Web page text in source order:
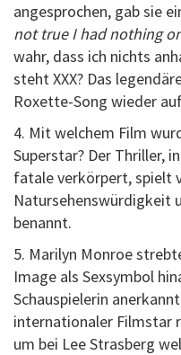
angesprochen, gab sie
not true I had nothing
wahr, dass ich nichts
steht XXX? Das
Roxette-Song wieder
4. Mit welchem Film
Superstar? Der Thriller,
fatale verkörpert, spielt
Natursehenswürdigkeit
benannt.
5. Marilyn Monroe
Image als Sexsymbol
Schauspielerin
internationaler Filmstar
um bei Lee Strasberg